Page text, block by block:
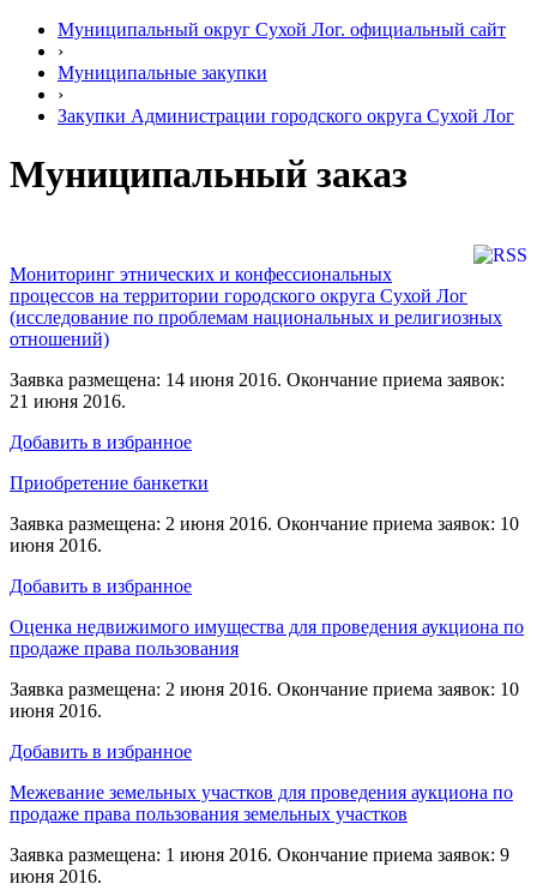
Муниципальный округ Сухой Лог. официальный сайт
›
Муниципальные закупки
›
Закупки Администрации городского округа Сухой Лог
Муниципальный заказ
Мониторинг этнических и конфессиональных
процессов на территории городского округа Сухой Лог
(исследование по проблемам национальных и религиозных
отношений)
Заявка размещена: 14 июня 2016. Окончание приема заявок:
21 июня 2016.
Добавить в избранное
Приобретение банкетки
Заявка размещена: 2 июня 2016. Окончание приема заявок: 10
июня 2016.
Добавить в избранное
Оценка недвижимого имущества для проведения аукциона по
продаже права пользования
Заявка размещена: 2 июня 2016. Окончание приема заявок: 10
июня 2016.
Добавить в избранное
Межевание земельных участков для проведения аукциона по
продаже права пользования земельных участков
Заявка размещена: 1 июня 2016. Окончание приема заявок: 9
июня 2016.